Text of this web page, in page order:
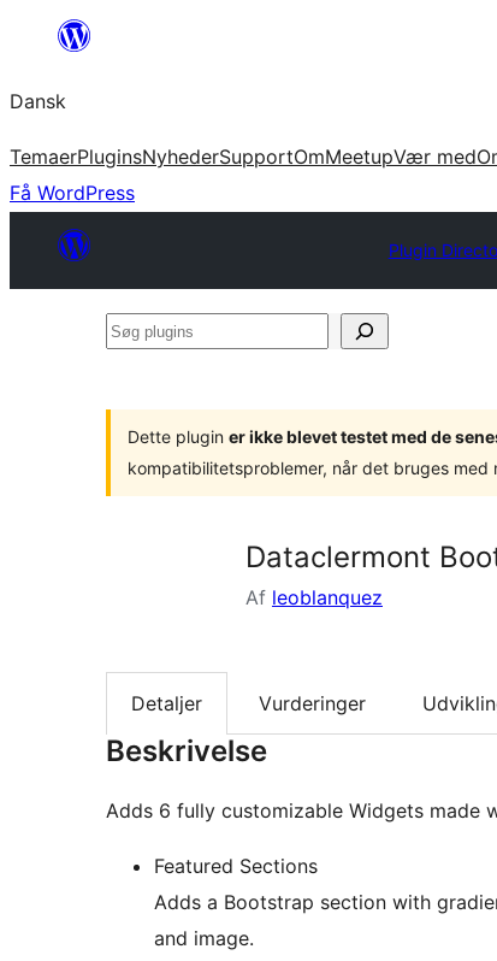
Spring
indhold
Dansk
TemaerPluginsNyhederSupportOmMeetupVær med
Få WordPress
Plugin
Søg
Dette plugin er ikke blevet testet med de
kompatibilitetsproblemer, når det bruges med
Dataclermont
Af leoblanquez
Detaljer Vurderinger
Beskrivelse
Adds 6 fully customizable Widgets made
Featured Sections
Adds a Bootstrap section with
and image.